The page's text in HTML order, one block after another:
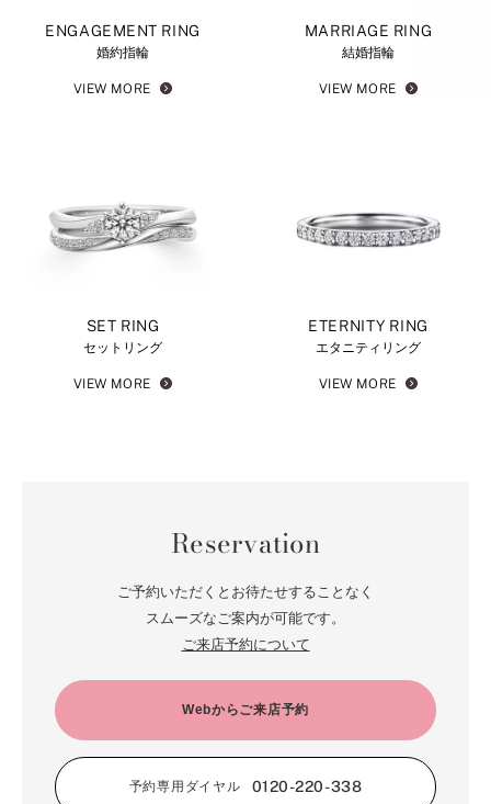
ENGAGEMENT RING
婚約指輪
VIEW MORE
MARRIAGE RING
結婚指輪
VIEW MORE
SET RING
セットリング
VIEW MORE
ETERNITY RING
エタニティリング
VIEW MORE
Reservation
ご予約いただくとお待たせすることなく
スムーズなご案内が可能です。
ご来店予約について
Webからご来店予約
予約専用ダイヤル 0120-220-338